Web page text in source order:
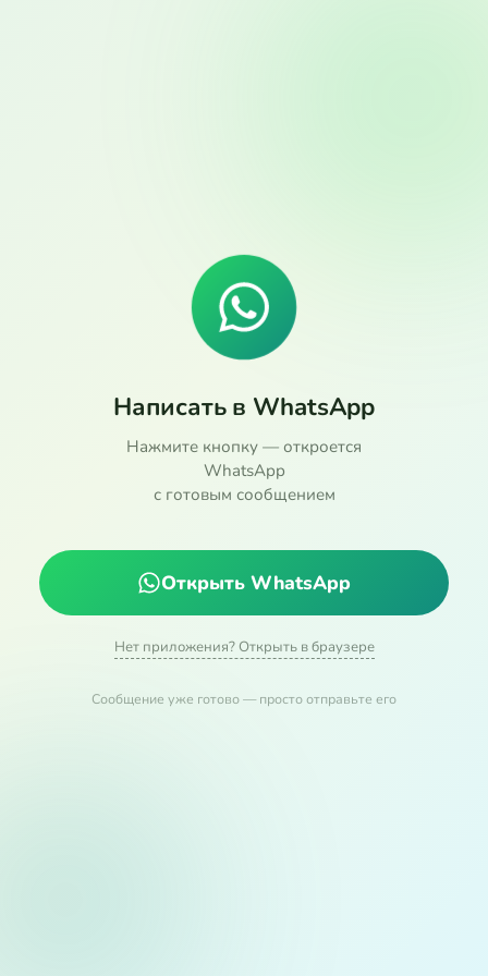
Написать в WhatsApp
Нажмите кнопку — откроется
WhatsApp
с готовым сообщением
Открыть WhatsApp
Нет приложения? Открыть в браузере
Сообщение уже готово — просто отправьте его